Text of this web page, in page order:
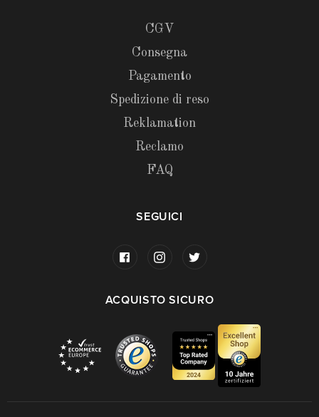
CGV
Consegna
Pagamento
Spedizione di reso
Reklamation
Reclamo
FAQ
SEGUICI
ACQUISTO SICURO